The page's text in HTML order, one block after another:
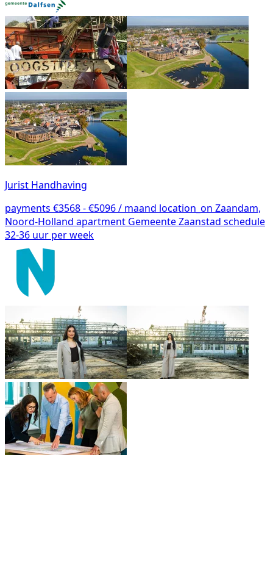
Jurist Handhaving
payments €3568 - €5096 / maand location_on Zaandam,
Noord-Holland apartment Gemeente Zaanstad schedule
32-36 uur per week